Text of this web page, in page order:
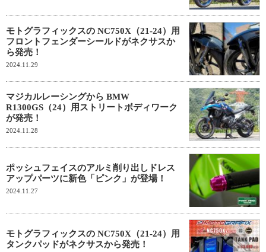
モトグラフィックスの NC750X（21-24）用
フロントフェンダーシールドがネクサスか
ら発売！
2024.11.29
マジカルレーシングから BMW
R1300GS（24）用ストリートボディワーク
が発売！
2024.11.28
ポッシュフェイスのアルミ削り出しドレス
アップパーツに新色「ピンク」が登場！
2024.11.27
モトグラフィックスの NC750X（21-24）用
タンクパッドがネクサスから発売！